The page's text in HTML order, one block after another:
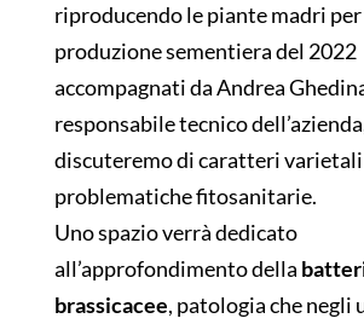
riproducendo le piante madri per
produzione sementiera del 2022
accompagnati da Andrea
responsabile tecnico
discuteremo di caratteri varietali
problematiche fitosanitarie.
Uno spazio verrà dedicato
all’approfondimento della
brassicacee, patologia che negli